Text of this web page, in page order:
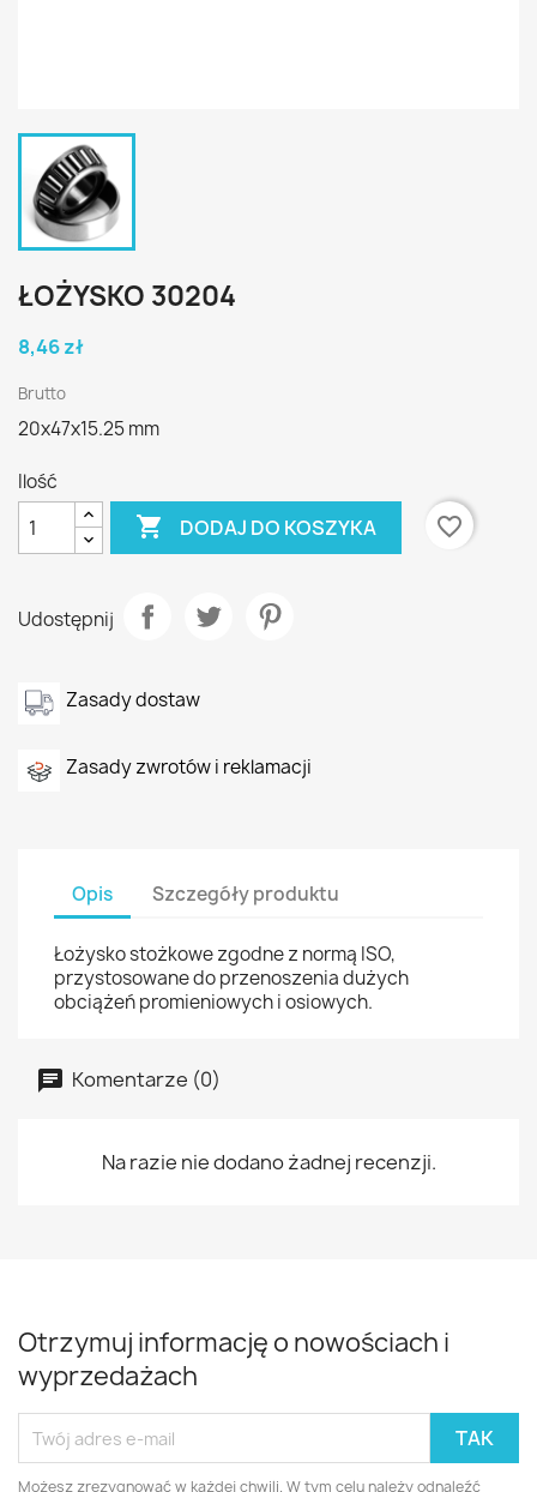
ŁOŻYSKO 30204
8,46 zł
Brutto
20x47x15.25 mm
Ilość
 DODAJ DO KOSZYKA favorite_border
Udostępnij
Zasady dostaw
Zasady zwrotów i reklamacji
Opis Szczegóły produktu
Łożysko stożkowe zgodne z normą ISO,
przystosowane do przenoszenia dużych
obciążeń promieniowych i osiowych.
Komentarze (0)
Na razie nie dodano żadnej recenzji.
Otrzymuj informację o nowościach i
wyprzedażach
Możesz zrezygnować w każdej chwili. W tym celu należy odnaleźć